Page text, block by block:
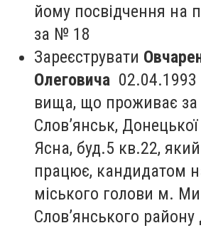
йому посвідчення на
за № 18
Зареєструвати
Олеговича 02.04.1993
вища, що проживає
Слов’янськ,
Ясна, буд.5 кв.22,
працює, кандидатом
міського голови м.
Слов’янського району